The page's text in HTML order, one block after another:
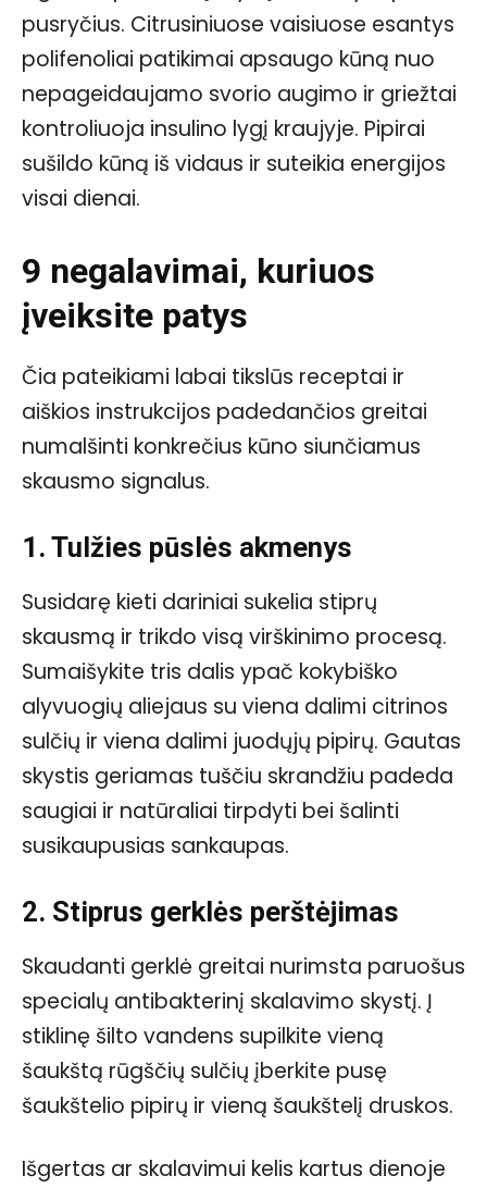
pusryčius. Citrusiniuose vaisiuose esantys
polifenoliai patikimai apsaugo kūną nuo
nepageidaujamo svorio augimo ir griežtai
kontroliuoja insulino lygį kraujyje. Pipirai
sušildo kūną iš vidaus ir suteikia energijos
visai dienai.
9 negalavimai, kuriuos
įveiksite patys
Čia pateikiami labai tikslūs receptai ir
aiškios instrukcijos padedančios greitai
numalšinti konkrečius kūno siunčiamus
skausmo signalus.
1. Tulžies pūslės akmenys
Susidarę kieti dariniai sukelia stiprų
skausmą ir trikdo visą virškinimo procesą.
Sumaišykite tris dalis ypač kokybiško
alyvuogių aliejaus su viena dalimi citrinos
sulčių ir viena dalimi juodųjų pipirų. Gautas
skystis geriamas tuščiu skrandžiu padeda
saugiai ir natūraliai tirpdyti bei šalinti
susikaupusias sankaupas.
2. Stiprus gerklės perštėjimas
Skaudanti gerklė greitai nurimsta paruošus
specialų antibakterinį skalavimo skystį. Į
stiklinę šilto vandens supilkite vieną
šaukštą rūgščių sulčių įberkite pusę
šaukštelio pipirų ir vieną šaukštelį druskos.
Išgertas ar skalavimui kelis kartus dienoje